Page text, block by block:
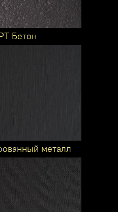
Бетон
металл